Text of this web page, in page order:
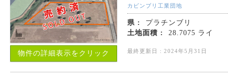
物件の詳細表示をクリック
カビンブリ工業団地
県 :
プラチンブリ
土地面積 :
28.7075 ライ
最終更新日 : 2024年5月31日